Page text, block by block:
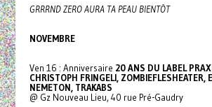
GRRRND ZERO AURA TA PEAU BIENTÔT
NOVEMBRE
Ven 16 : Anniversaire 20 ANS DU LABEL
CHRISTOPH FRINGELI, ZOMBIEFLESHEATER,
NEMETON, TRAKABS
@ Gz Nouveau Lieu, 40 rue Pré-Gaudry